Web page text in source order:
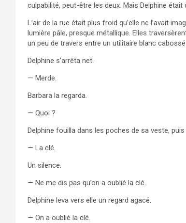
culpabilité, peut-être les deux. Mais Delphine
L’air de la rue était plus froid qu’elle ne l’avait
lumière pâle, presque métallique. Elles
un peu de travers entre un utilitaire blanc
Delphine s’arrêta net.
— Merde.
Barbara la regarda.
— Quoi ?
Delphine fouilla dans les poches de sa veste,
— La clé.
Un silence.
— Ne me dis pas qu’on a oublié la clé.
Delphine leva vers elle un regard agacé.
— On a oublié la clé.